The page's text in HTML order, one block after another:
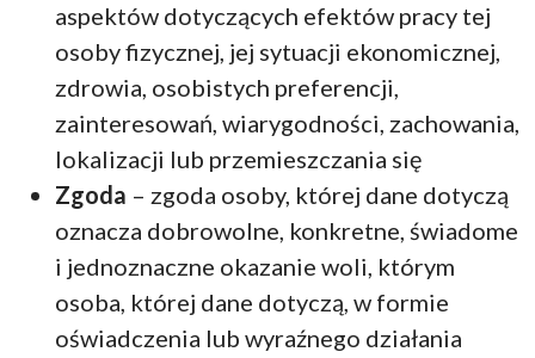
aspektów dotyczących efektów pracy tej
osoby fizycznej, jej sytuacji ekonomicznej,
zdrowia, osobistych preferencji,
zainteresowań, wiarygodności, zachowania,
lokalizacji lub przemieszczania się
Zgoda – zgoda osoby, której dane dotyczą
oznacza dobrowolne, konkretne, świadome
i jednoznaczne okazanie woli, którym
osoba, której dane dotyczą, w formie
oświadczenia lub wyraźnego działania